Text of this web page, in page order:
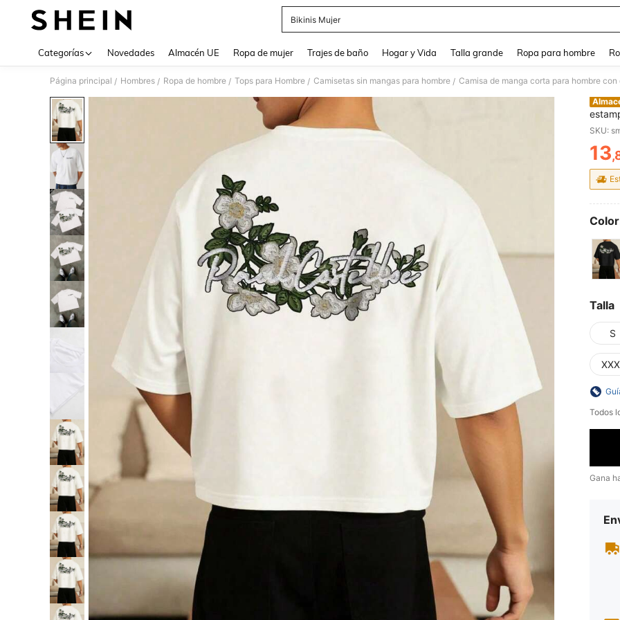
Bikinis Mujer
Categorías Novedades Almacén UE Ropa de mujer Trajes de baño Hogar y Vida Talla grande Ropa para hombre
Página principal / Hombres / Ropa de hombre / Tops para Hombre / Camisetas sin mangas para hombre /
y
SKU:
13
Talla
S
Todos
Gana